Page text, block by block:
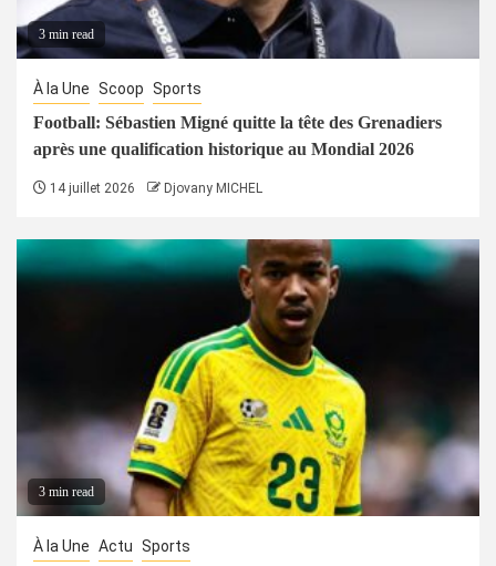
3 min read
À la Une Scoop Sports
Football: Sébastien Migné quitte la tête des Grenadiers
après une qualification historique au Mondial 2026
14 juillet 2026 Djovany MICHEL
3 min read
À la Une Actu Sports